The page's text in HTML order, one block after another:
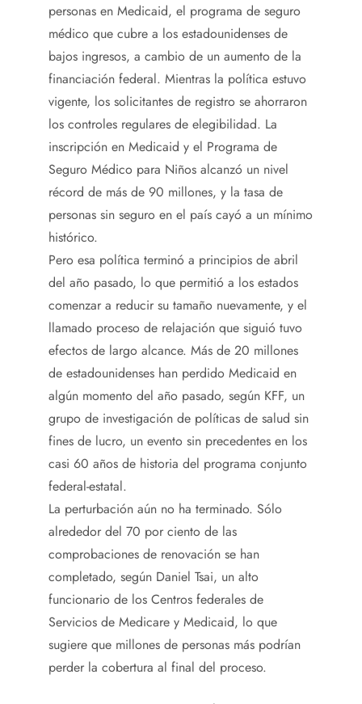
personas en Medicaid, el programa de seguro
médico que cubre a los estadounidenses de
bajos ingresos, a cambio de un aumento de la
financiación federal. Mientras la política estuvo
vigente, los solicitantes de registro se ahorraron
los controles regulares de elegibilidad. La
inscripción en Medicaid y el Programa de
Seguro Médico para Niños alcanzó un nivel
récord de más de 90 millones, y la tasa de
personas sin seguro en el país cayó a un mínimo
histórico.
Pero esa política terminó a principios de abril
del año pasado, lo que permitió a los estados
comenzar a reducir su tamaño nuevamente, y el
llamado proceso de relajación que siguió tuvo
efectos de largo alcance. Más de 20 millones
de estadounidenses han perdido Medicaid en
algún momento del año pasado, según KFF, un
grupo de investigación de políticas de salud sin
fines de lucro, un evento sin precedentes en los
casi 60 años de historia del programa conjunto
federal-estatal.
La perturbación aún no ha terminado. Sólo
alrededor del 70 por ciento de las
comprobaciones de renovación se han
completado, según Daniel Tsai, un alto
funcionario de los Centros federales de
Servicios de Medicare y Medicaid, lo que
sugiere que millones de personas más podrían
perder la cobertura al final del proceso.